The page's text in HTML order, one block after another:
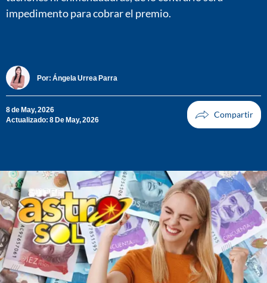
impedimento para cobrar el premio.
Por: Ángela Urrea Parra
8 de May, 2026
Actualizado: 8 De May, 2026